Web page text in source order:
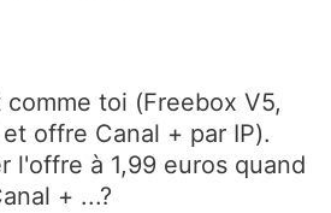
toi (Freebox V5,
offre Canal + par IP).
l'offre à 1,99 euros quand
+ ...?